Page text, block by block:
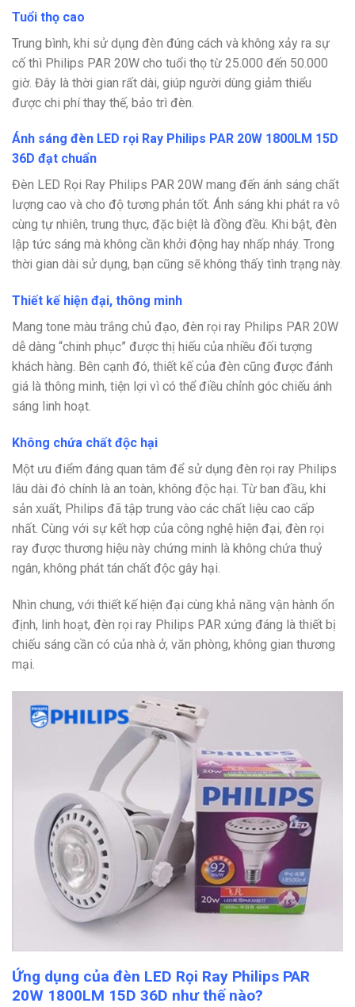
Tuổi thọ cao
Trung bình, khi sử dụng đèn đúng cách và không xảy ra sự
cố thì Philips PAR 20W cho tuổi thọ từ 25.000 đến 50.000
giờ. Đây là thời gian rất dài, giúp người dùng giảm thiểu
được chi phí thay thế, bảo trì đèn.
Ánh sáng đèn LED rọi Ray Philips PAR 20W 1800LM 15D
36D đạt chuẩn
Đèn LED Rọi Ray Philips PAR 20W mang đến ánh sáng chất
lượng cao và cho độ tương phản tốt. Ánh sáng khi phát ra vô
cùng tự nhiên, trung thực, đặc biệt là đồng đều. Khi bật, đèn
lập tức sáng mà không cần khởi động hay nhấp nháy. Trong
thời gian dài sử dụng, bạn cũng sẽ không thấy tình trạng này.
Thiết kế hiện đại, thông minh
Mang tone màu trắng chủ đạo, đèn rọi ray Philips PAR 20W
dễ dàng “chinh phục” được thị hiếu của nhiều đối tượng
khách hàng. Bên cạnh đó, thiết kế của đèn cũng được đánh
giá là thông minh, tiện lợi vì có thể điều chỉnh góc chiếu ánh
sáng linh hoạt.
Không chứa chất độc hại
Một ưu điểm đáng quan tâm để sử dụng đèn rọi ray Philips
lâu dài đó chính là an toàn, không độc hại. Từ ban đầu, khi
sản xuất, Philips đã tập trung vào các chất liệu cao cấp
nhất. Cùng với sự kết hợp của công nghệ hiện đại, đèn rọi
ray được thương hiệu này chứng minh là không chứa thuỷ
ngân, không phát tán chất độc gây hại.
Nhìn chung, với thiết kế hiện đại cùng khả năng vận hành ổn
định, linh hoạt, đèn rọi ray Philips PAR xứng đáng là thiết bị
chiếu sáng cần có của nhà ở, văn phòng, không gian thương
mại.
Ứng dụng của đèn LED Rọi Ray Philips PAR
20W 1800LM 15D 36D như thế nào?